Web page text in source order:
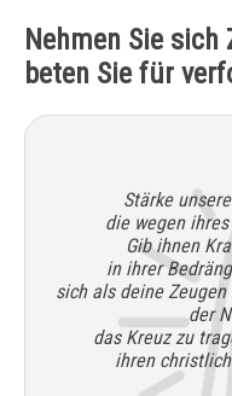
Nehmen Sie sich
beten Sie für
Stärke
die wegen
Gib ihnen
in ihrer
sich als deine
der
das Kreuz zu
ihren